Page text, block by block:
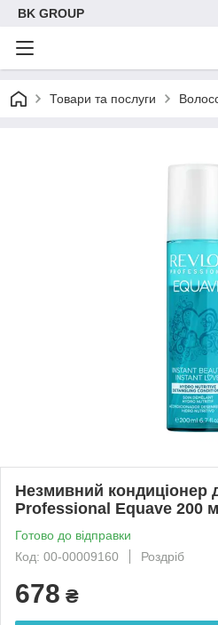
BK GROUP
Товари та послуги
Незмивний кондиціонер
Professional Equave 200
Готово до відправки
Код: 00-00009160
Роздріб
678 ₴